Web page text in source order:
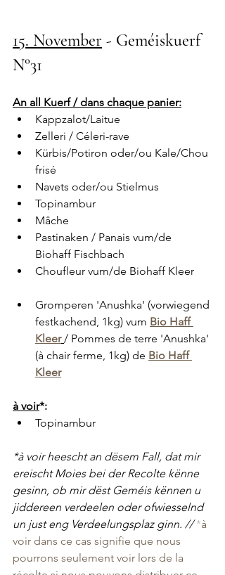
15. November - Geméiskuerf
N°31
An all Kuerf / dans chaque panier:
Kappzalot/Laitue
Zelleri / Céleri-rave
Kürbis/Potiron oder/ou Kale/Chou
frisé
Navets oder/ou Stielmus
Topinambur
Mâche
Pastinaken / Panais vum/de
Biohaff Fischbach
Choufleur vum/de Biohaff Kleer
Gromperen 'Anushka' (vorwiegend
festkachend, 1kg) vum Bio Haff
Kleer / Pommes de terre 'Anushka'
(à chair ferme, 1kg) de Bio Haff
Kleer
à voir*:
Topinambur
*à voir heescht an dësem Fall, dat mir
ereischt Moies bei der Recolte kënne
gesinn, ob mir dëst Geméis kënnen u
jiddereen verdeelen oder ofwiesselnd
un just eng Verdeelungsplaz ginn. // *à
voir dans ce cas signifie que nous
pourrons seulement voir lors de la